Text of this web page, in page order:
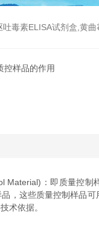
毒素ELISA试剂盒,黄曲
控样品的作用
：即质量控制样
，这些质量控制样品
术依据。